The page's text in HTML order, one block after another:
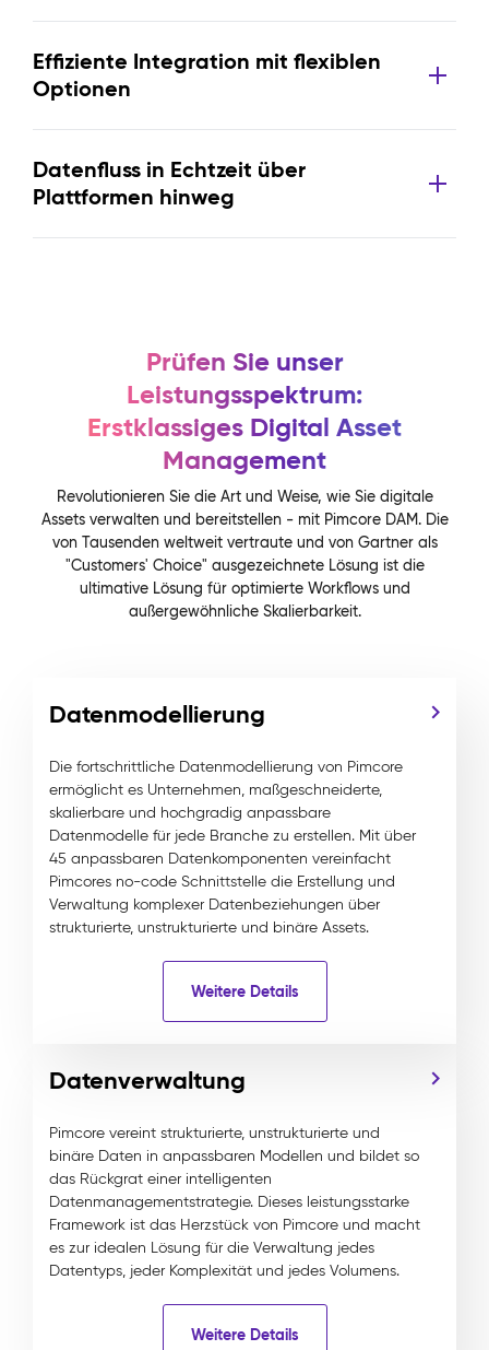
Effiziente Integration mit flexiblen
Optionen
Datenfluss in Echtzeit über
Plattformen hinweg
Prüfen Sie unser
Leistungsspektrum:
Erstklassiges Digital Asset
Management
Revolutionieren Sie die Art und Weise, wie Sie digitale
Assets verwalten und bereitstellen - mit Pimcore DAM. Die
von Tausenden weltweit vertraute und von Gartner als
"Customers' Choice" ausgezeichnete Lösung ist die
ultimative Lösung für optimierte Workflows und
außergewöhnliche Skalierbarkeit.
Datenmodellierung
Die fortschrittliche Datenmodellierung von Pimcore
ermöglicht es Unternehmen, maßgeschneiderte,
skalierbare und hochgradig anpassbare
Datenmodelle für jede Branche zu erstellen. Mit über
45 anpassbaren Datenkomponenten vereinfacht
Pimcores no-code Schnittstelle die Erstellung und
Verwaltung komplexer Datenbeziehungen über
strukturierte, unstrukturierte und binäre Assets.
Weitere Details
Datenverwaltung
Pimcore vereint strukturierte, unstrukturierte und
binäre Daten in anpassbaren Modellen und bildet so
das Rückgrat einer intelligenten
Datenmanagementstrategie. Dieses leistungsstarke
Framework ist das Herzstück von Pimcore und macht
es zur idealen Lösung für die Verwaltung jedes
Datentyps, jeder Komplexität und jedes Volumens.
Weitere Details